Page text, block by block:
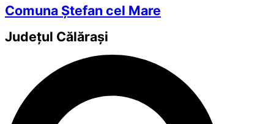
Comuna Ștefan cel Mare
Județul Călărași